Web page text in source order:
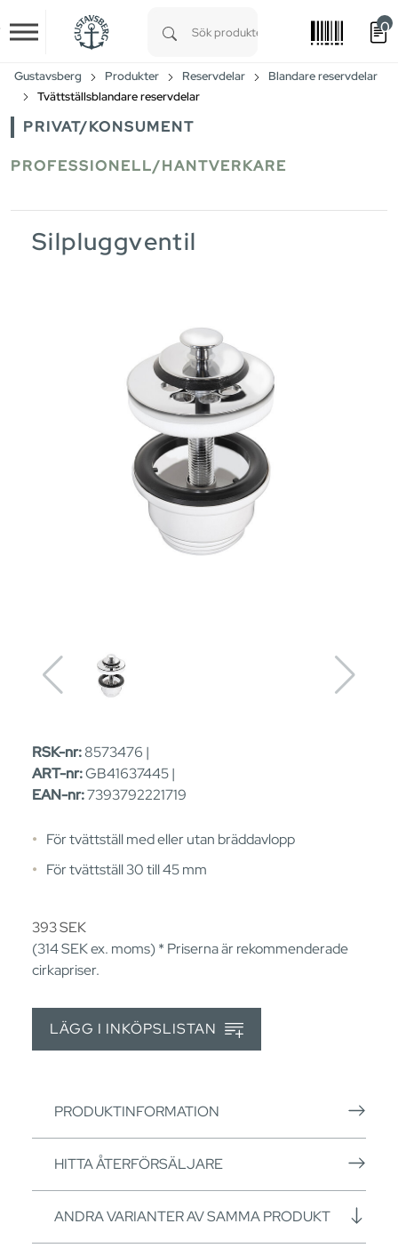
Skip to main content
0
Gustavsberg Produkter Reservdelar
Blandare reservdelar
Tvättställsblandare reservdelar
PRIVAT/KONSUMENT
PROFESSIONELL/HANTVERKARE
Silpluggventil
RSK-nr:8573476 |
ART-nr:GB41637445 |
EAN-nr:7393792221719
För tvättställ med eller utan bräddavlopp
För tvättställ 30 till 45 mm
393SEK
(314SEKex. moms) * Priserna är rekommenderade
cirkapriser.
LÄGG I INKÖPSLISTAN
PRODUKTINFORMATION
HITTA ÅTERFÖRSÄLJARE
ANDRA VARIANTER AV SAMMA PRODUKT